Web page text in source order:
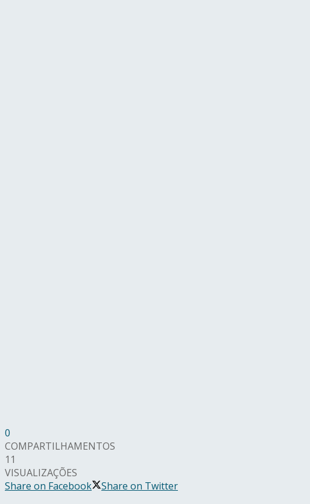
0
COMPARTILHAMENTOS
11
VISUALIZAÇÕES
Share on Facebook
Share on Twitter